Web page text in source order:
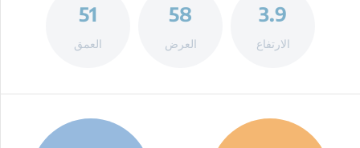
3.9
الارتفاع
58
العرض
51
العمق